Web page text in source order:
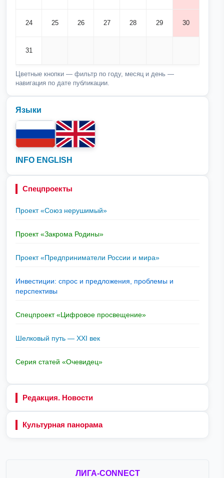
24 25 26 27 28 29 30
31
Цветные кнопки — фильтр по году, месяц и день —
навигация по дате публикации.
Языки
INFO ENGLISH
Спецпроекты
Проект «Союз нерушимый»
Проект «Закрома Родины»
Проект «Предприниматели России и мира»
Инвестиции: спрос и предложения, проблемы и
перспективы
Спецпроект «Цифровое просвещение»
Шелковый путь — XXI век
Серия статей «Очевидец»
Редакция. Новости
Культурная панорама
ЛИГА-CONNECT